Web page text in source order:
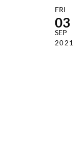
FRI
03
SEP
2021